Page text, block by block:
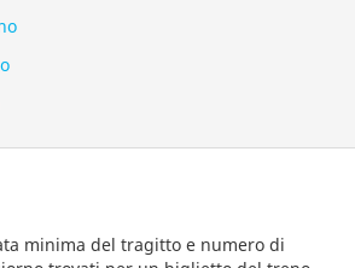
minima del tragitto e numero di